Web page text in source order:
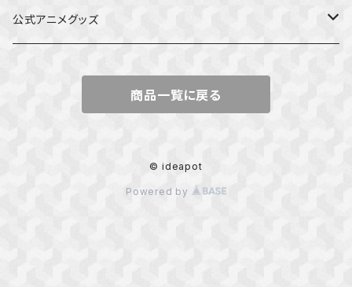
公式アニメグッズ
ダンジョンの中のひと
商品一覧に戻る
© ideapot
Powered by